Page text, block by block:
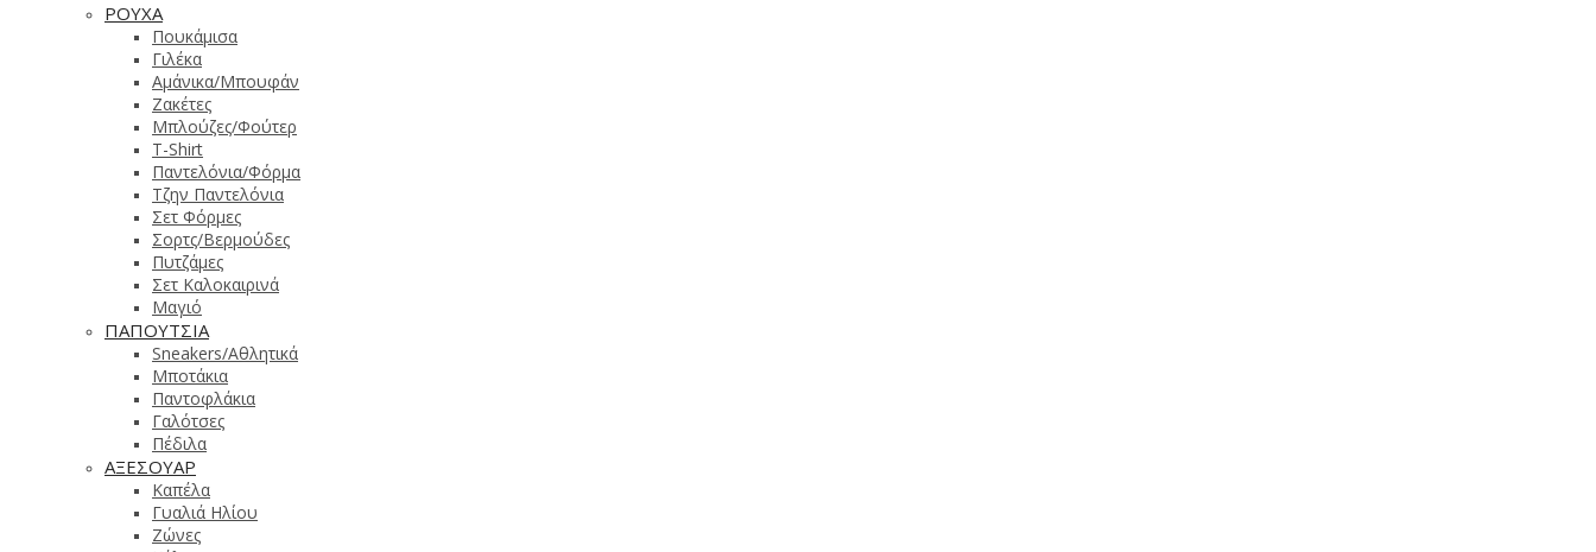
ΡΟΥΧΑ
Πουκάμισα
Γιλέκα
Αμάνικα/Μπουφάν
Ζακέτες
Μπλούζες/Φούτερ
T-Shirt
Παντελόνια/Φόρμα
Τζην Παντελόνια
Σετ Φόρμες
Σορτς/Βερμούδες
Πυτζάμες
Σετ Καλοκαιρινά
Μαγιό
ΠΑΠΟΥΤΣΙΑ
Sneakers/Aθλητικά
Μποτάκια
Παντοφλάκια
Γαλότσες
Πέδιλα
ΑΞΕΣΟΥΑΡ
Καπέλα
Γυαλιά Ηλίου
Ζώνες